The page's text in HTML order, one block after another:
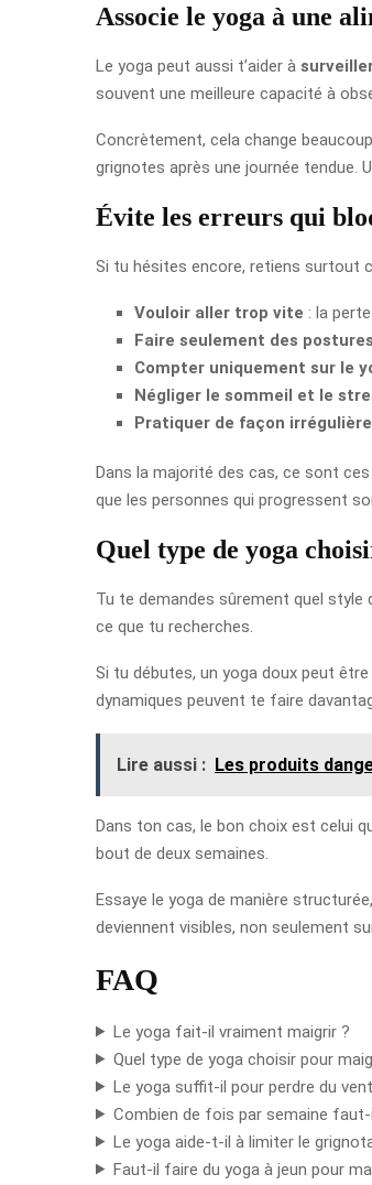
Associe le yoga à une
Le yoga peut aussi t’aider à
souvent une meilleure capacité à
Concrètement, cela change
grignotes après une journée tendue.
Évite les erreurs qui
Si tu hésites encore, retiens surtout
Vouloir aller trop vite : la
Faire seulement des
Compter uniquement sur le
Négliger le sommeil et le
Pratiquer de façon irrégulière
Dans la majorité des cas, ce sont
que les personnes qui progressent
Quel type de yoga
Tu te demandes sûrement quel
ce que tu recherches.
Si tu débutes, un yoga doux peut
dynamiques peuvent te faire
Lire aussi : Les produits
Dans ton cas, le bon choix est celui
bout de deux semaines.
Essaye le yoga de manière
deviennent visibles, non seulement
FAQ
Le yoga fait-il vraiment maigrir ?
Quel type de yoga choisir pour
Le yoga suffit-il pour perdre du
Combien de fois par semaine
Le yoga aide-t-il à limiter le
Faut-il faire du yoga à jeun pour